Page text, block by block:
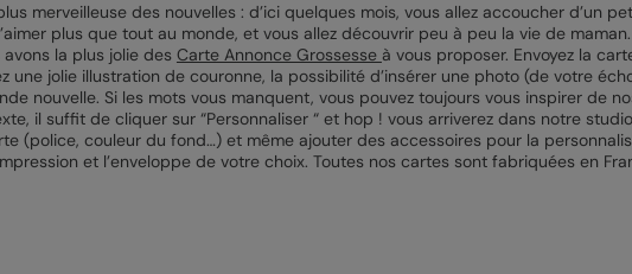
merveilleuse des nouvelles : d’ici quelques mois, vous allez accoucher d’un
plus que tout au monde, et vous allez découvrir peu à peu la vie de
la plus jolie des Carte Annonce Grossesse à vous proposer. Envoyez la
une jolie illustration de couronne, la possibilité d’insérer une photo (de votre
nouvelle. Si les mots vous manquent, vous pouvez toujours vous inspirer de
il suffit de cliquer sur “Personnaliser “ et hop ! vous arriverez dans notre
(police, couleur du fond…) et même ajouter des accessoires pour la
et l’enveloppe de votre choix. Toutes nos cartes sont fabriquées en